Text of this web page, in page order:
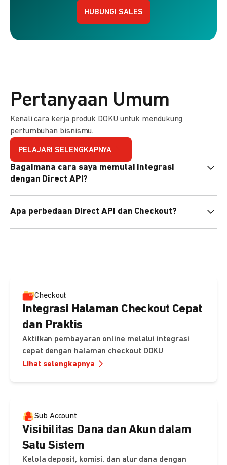
HUBUNGI SALES
Pertanyaan Umum
Kenali cara kerja produk DOKU untuk mendukung
pertumbuhan bisnismu.
PELAJARI SELENGKAPNYA
Bagaimana cara saya memulai integrasi
dengan Direct API?
pemrograman untuk membantu integrasi Anda. Pelajari
Apa perbedaan Direct API dan Checkout?
Checkout
Integrasi Halaman Checkout Cepat
dan Praktis
Aktifkan pembayaran online melalui integrasi
cepat dengan halaman checkout DOKU
Lihat selengkapnya
Sub Account
Visibilitas Dana dan Akun dalam
Satu Sistem
Kelola deposit, komisi, dan alur dana dengan